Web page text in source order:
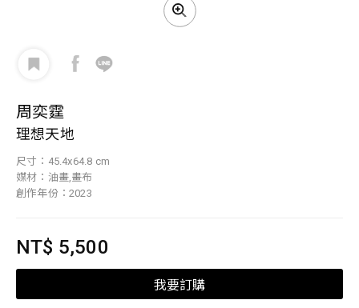
周奕霆
理想天地
尺寸：45.4x64.8 cm
媒材：油畫,畫布
創作年份：2023
NT$ 5,500
我要訂購